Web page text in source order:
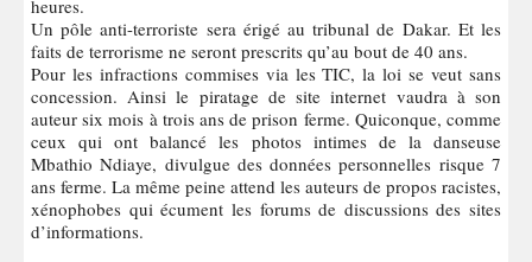
heures.
Un pôle anti-terroriste sera érigé au tribunal de Dakar. Et les
faits de terrorisme ne seront prescrits qu’au bout de 40 ans.
Pour les infractions commises via les TIC, la loi se veut sans
concession. Ainsi le piratage de site internet vaudra à son
auteur six mois à trois ans de prison ferme. Quiconque, comme
ceux qui ont balancé les photos intimes de la danseuse
Mbathio Ndiaye, divulgue des données personnelles risque 7
ans ferme. La même peine attend les auteurs de propos racistes,
xénophobes qui écument les forums de discussions des sites
d’informations.